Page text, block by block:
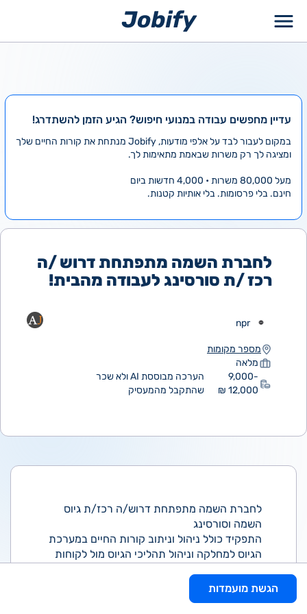
עדיין מחפשים עבודה במנועי חיפוש? הגיע הזמן להשתדרג!
במקום לעבור לבד על אלפי מודעות, Jobify מנתחת את קורות החיים שלך
ומציגה לך רק משרות שבאמת מתאימות לך.
מעל 80,000 משרות • 4,000 חדשות ביום
חינם. בלי פרסומות. בלי אותיות קטנות.
לחברת השמה מתפתחת דרוש /ה
רכז /ת סורסינג לעבודה מהבית!
npr
מספר מקומות
מלאה
9,000-
12,000 ₪
הערכה מבוססת AI ולא שכר
שהתקבל מהמעסיק
לחברת השמה מתפתחת דרוש/ה רכז/ת גיוס
השמה וסורסינג
התפקיד כולל ניהול וניתוב קורות החיים במערכת
הגיוס למחלקה וניהול תהליכי הגיוס מול לקוחות
ניתוב - ניהול ומענה למועמדים בנכסי החברה
הפנימיים, ניתוב קורות החיים למגייסות, ייצוא דוחות
הגשת מועמדות